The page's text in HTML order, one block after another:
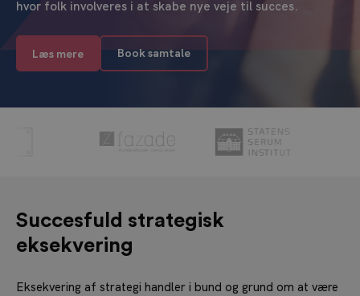
hvor folk involveres i at skabe nye veje til succes.
Læs mere Book samtale
Succesfuld strategisk
eksekvering
Eksekvering af strategi handler i bund og grund om at være